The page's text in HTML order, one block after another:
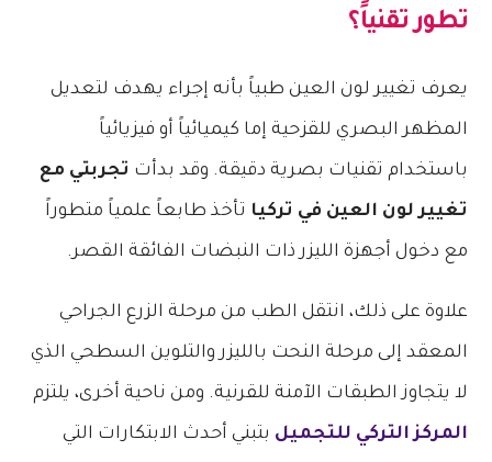
تطور تقنياً؟
يعرف تغيير لون العين طبياً بأنه إجراء يهدف لتعديل
المظهر البصري للقزحية إما كيميائياً أو فيزيائياً
باستخدام تقنيات بصرية دقيقة. وقد بدأت تجربتي مع
تغيير لون العين في تركيا تأخذ طابعاً علمياً متطوراً
مع دخول أجهزة الليزر ذات النبضات الفائقة القصر.
علاوة على ذلك، انتقل الطب من مرحلة الزرع الجراحي
المعقد إلى مرحلة النحت بالليزر والتلوين السطحي الذي
لا يتجاوز الطبقات الآمنة للقرنية. ومن ناحية أخرى، يلتزم
المركز التركي للتجميل بتبني أحدث الابتكارات التي